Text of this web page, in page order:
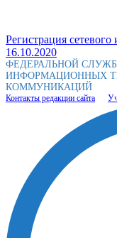
Регистрация
16.10.2020
ФЕДЕРАЛЬНОЙ
ИНФОРМАЦИОННЫХ
КОММУНИКАЦИЙ
Контакты редакции сайта